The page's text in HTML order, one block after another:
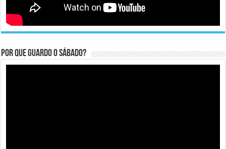
Por que guardo o Sábado?